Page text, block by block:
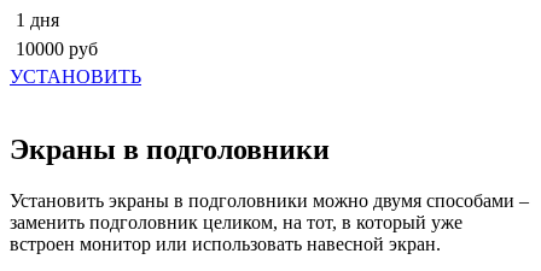
1 дня
10000 руб
УСТАНОВИТЬ
Экраны в подголовники
Установить экраны в подголовники можно двумя способами –
заменить подголовник целиком, на тот, в который уже
встроен монитор или использовать навесной экран.